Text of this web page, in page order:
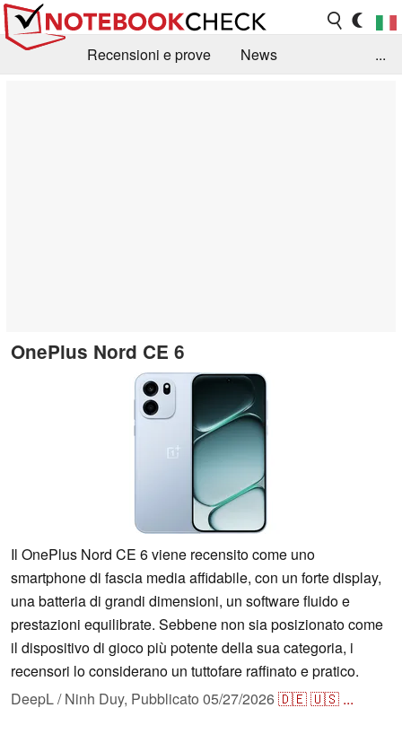
Recensioni e prove
News
...
OnePlus Nord CE 6
Il OnePlus Nord CE 6 viene recensito come uno
smartphone di fascia media affidabile, con un forte display,
una batteria di grandi dimensioni, un software fluido e
prestazioni equilibrate. Sebbene non sia posizionato come
il dispositivo di gioco più potente della sua categoria, i
recensori lo considerano un tuttofare raffinato e pratico.
DeepL / Ninh Duy, Pubblicato 05/27/2026🇩🇪🇺🇸 ...